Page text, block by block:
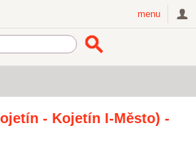
menu
- Kojetín I-Město) -